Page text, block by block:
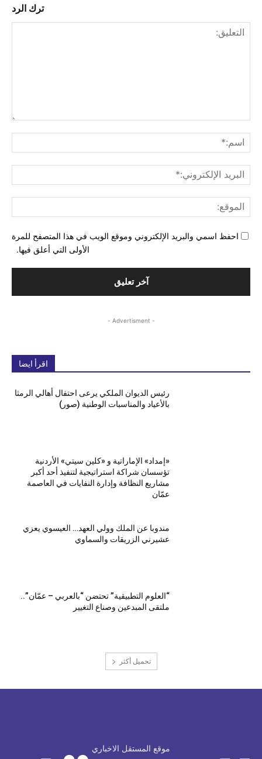
ترك الرد
احفظ اسمي والبريد الإلكتروني وموقع الويب في هذا المتصفح للمرة
الأولى التي أعلق فيها.
- Advertisment -
اقرأ ايضا
رئيس الديوان الملكي يرعى احتفال أهالي الرمثا
بالأعياد والمناسبات الوطنية (صور)
«إمداد» الإماراتية و «كلين سيتي» الأردنية
تؤسسان شراكة استراتيجية لتنفيذ أحد أكبر
مشاريع النظافة وإدارة النفايات في العاصمة
عمّان
مندوبا عن الملك وولي العهد… العيسوي يعزي
عشيرني الزريقات والسماوي
“العلوم التطبيقية” تحتضن “بالعربي – عمّان”..
ملتقى المبدعين وصناع التغيير
تحميل أكثر
موقع المستقل الاخباري